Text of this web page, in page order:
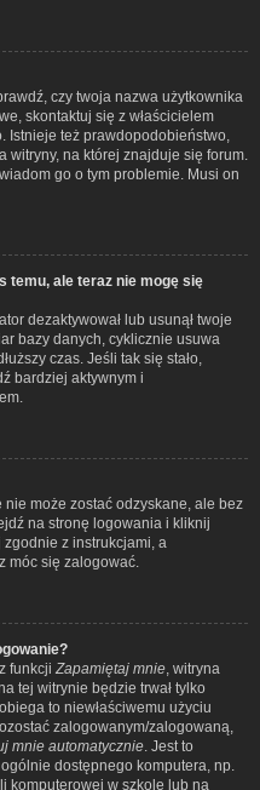
czy twoja nazwa użytkownika
skontaktuj się z właścicielem
Istnieje też prawdopodobieństwo,
witryny, na której znajduje się forum.
go o tym problemie. Musi on
temu, ale teraz nie mogę się
dezaktywował lub usunął twoje
bazy danych, cyklicznie usuwa
czas. Jeśli tak się stało,
bardziej aktywnym i
może zostać odzyskane, ale bez
na stronę logowania i kliknij
zgodnie z instrukcjami, a
móc się zalogować.
funkcji Zapamiętaj mnie , witryna
tej witrynie będzie trwał tylko
to niewłaściwemu użyciu
zalogowanym/zalogowaną,
mnie automatycznie . Jest to
dostępnego komputera, np.
komputerowej w szkole lub na